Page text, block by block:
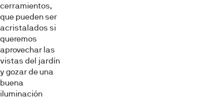
cerramientos,
que pueden ser
acristalados si
queremos
aprovechar las
vistas del jardín
y gozar de una
buena
iluminación